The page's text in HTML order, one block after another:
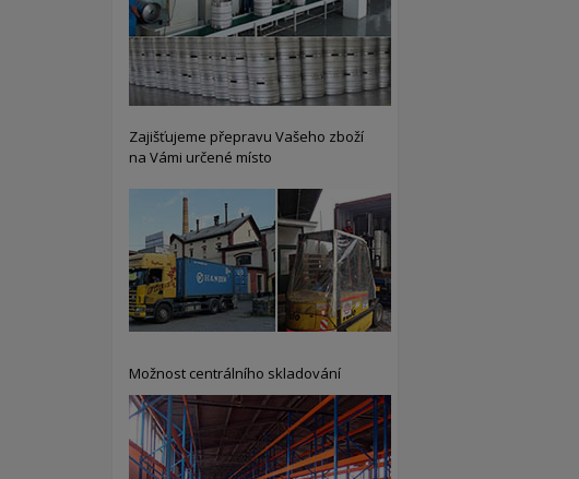
Zajišťujeme přepravu Vašeho zboží
na Vámi určené místo
Možnost centrálního skladování